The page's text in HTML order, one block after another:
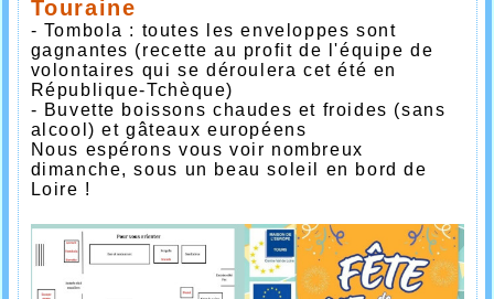
Touraine
- Tombola : toutes les enveloppes sont
gagnantes (recette au profit de l'équipe de
volontaires qui se déroulera cet été en
République-Tchèque)
- Buvette boissons chaudes et froides (sans
alcool) et gâteaux européens
Nous espérons vous voir nombreux
dimanche, sous un beau soleil en bord de
Loire !